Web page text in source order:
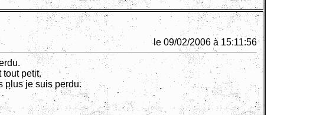
le 09/02/2006 à 15:11:56
tout petit.
plus je suis perdu.